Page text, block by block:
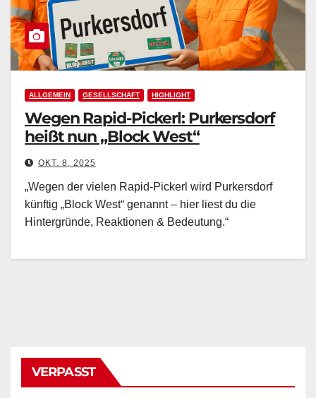
ALLGEMEIN GESELLSCHAFT HIGHLIGHT
Wegen Rapid-Pickerl: Purkersdorf
heißt nun „Block West“
OKT. 8, 2025
„Wegen der vielen Rapid-Pickerl wird Purkersdorf
künftig „Block West“ genannt – hier liest du die
Hintergründe, Reaktionen & Bedeutung.“
VERPASST